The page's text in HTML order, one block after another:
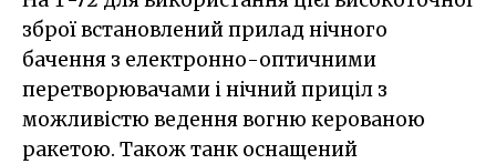
зброї встановлений прилад нічного
бачення з електронно-оптичними
перетворювачами і нічний приціл з
можливістю ведення вогню керованою
ракетою. Також танк оснащений